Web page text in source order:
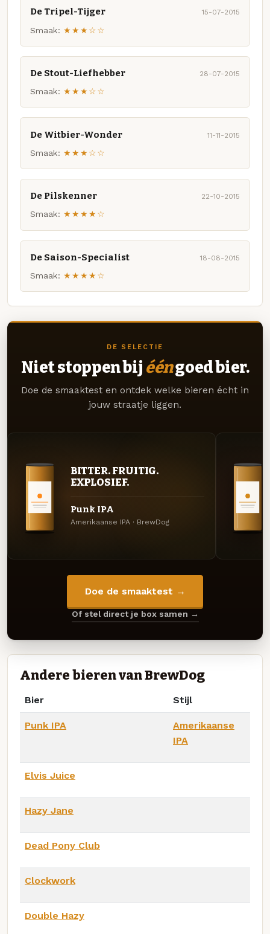
De Tripel-Tijger 15-07-2015
Smaak: ★★★☆☆
De Stout-Liefhebber 28-07-2015
Smaak: ★★★☆☆
De Witbier-Wonder 11-11-2015
Smaak: ★★★☆☆
De Pilskenner 22-10-2015
Smaak: ★★★★☆
De Saison-Specialist 18-08-2015
Smaak: ★★★★☆
DE SELECTIE
Niet stoppen bij ééngoed bier.
Doe de smaaktest en ontdek welke bieren écht in
jouw straatje liggen.
BITTER. FRUITIG.
EXPLOSIEF.
Punk IPA
Amerikaanse IPA · BrewDog
Doe de smaaktest →
Of stel direct je box samen →
Andere bieren van BrewDog
Bier Stijl
Punk IPA
Amerikaanse
IPA
Elvis Juice
Hazy Jane
Dead Pony Club
Clockwork
Double Hazy